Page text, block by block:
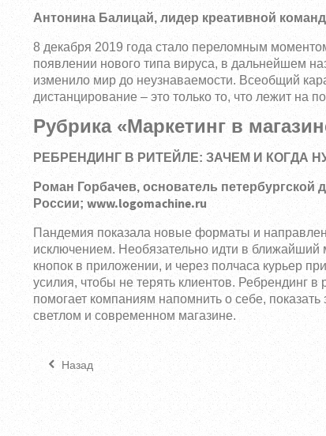
Антонина Балицай, лидер креативной
8 декабря 2019 года стало переломным
появлении нового типа вируса, в дальнейшем
изменило мир до неузнаваемости. Всеобщий
дистанцирование – это только то, что лежит на
Рубрика «Маркетинг в
РЕБРЕНДИНГ В РИТЕЙЛЕ: ЗАЧЕМ И КОГДА
Роман Горбачев, основатель
России;www.logomachine.ru
Пандемия показала новые форматы и
исключением. Необязательно идти в ближайший
кнопок в приложении, и через полчаса курьер
усилия, чтобы не терять клиентов. Ребрендинг
помогает компаниям напомнить о себе,
светлом и современном магазине.
Назад